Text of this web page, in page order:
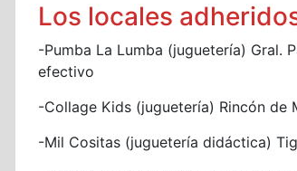
Los locales
-Pumba La Lumba (juguetería) Gral.
efectivo
-Collage Kids (juguetería) Rincón de
-Mil Cositas (juguetería didáctica)